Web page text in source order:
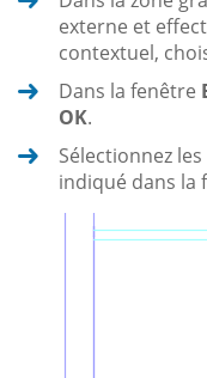
externe et
contextuel,
Dans la fenêtre
OK.
Sélectionnez
indiqué dans la